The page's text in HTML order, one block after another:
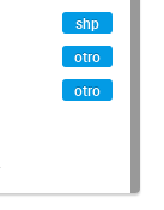
shp
otro
otro